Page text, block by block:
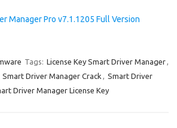
Manager Pro v7.1.1205 Full Version
Tags: License Key Smart Driver Manager,
Smart Driver Manager Crack , Smart Driver
Driver Manager License Key